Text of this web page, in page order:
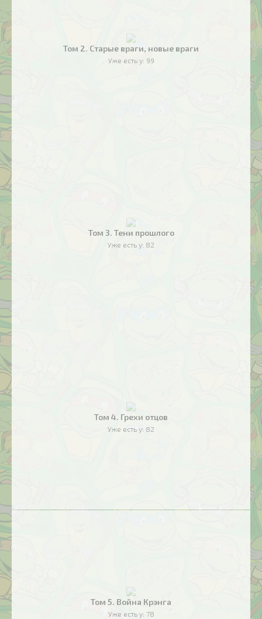
Том 2. Старые враги, новые враги
Уже есть у: 99
Том 3. Тени прошлого
Уже есть у: 82
Том 4. Грехи отцов
Уже есть у: 82
Том 5. Война Крэнга
Уже есть у: 78